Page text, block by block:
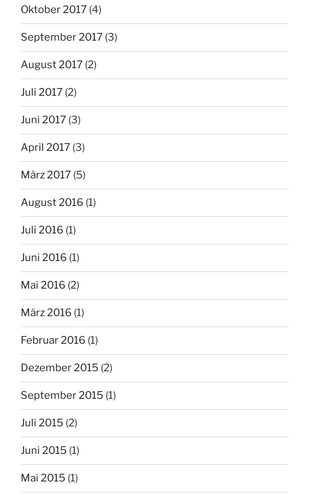
Oktober 2017 (4)
September 2017 (3)
August 2017 (2)
Juli 2017 (2)
Juni 2017 (3)
April 2017 (3)
März 2017 (5)
August 2016 (1)
Juli 2016 (1)
Juni 2016 (1)
Mai 2016 (2)
März 2016 (1)
Februar 2016 (1)
Dezember 2015 (2)
September 2015 (1)
Juli 2015 (2)
Juni 2015 (1)
Mai 2015 (1)